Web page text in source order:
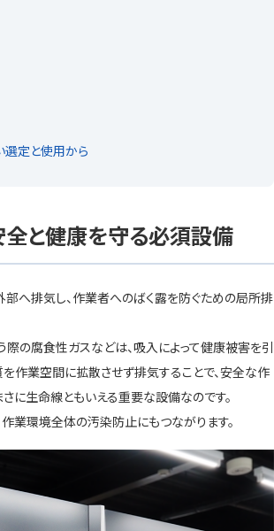
選定と使用から
全と健康を守る必須設備
部へ排気し、作業者へのばく露を防ぐための局所排
の腐食性ガスなどは、吸入によって健康被害を引
を作業空間に拡散させず排気することで、安全な作
に生命線ともいえる重要な設備なのです。
業環境全体の汚染防止にもつながります。